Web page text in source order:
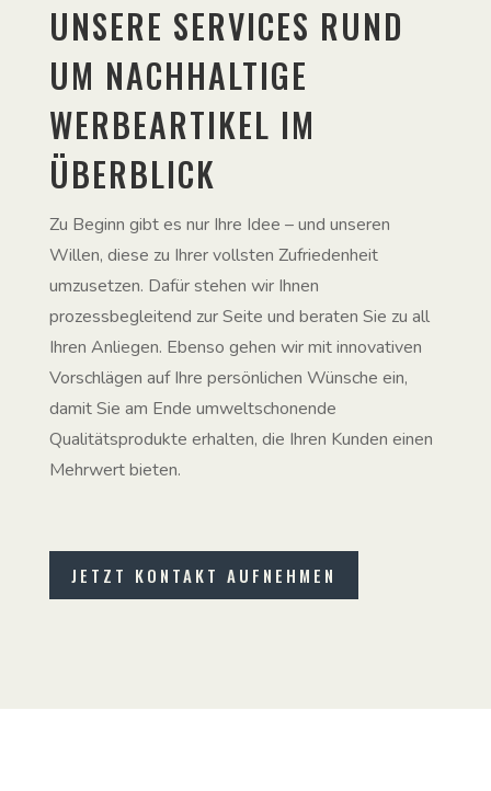
UNSERE SERVICES RUND
UM NACHHALTIGE
WERBEARTIKEL IM
ÜBERBLICK
Zu Beginn gibt es nur Ihre Idee – und unseren
Willen, diese zu Ihrer vollsten Zufriedenheit
umzusetzen. Dafür stehen wir Ihnen
prozessbegleitend zur Seite und beraten Sie zu all
Ihren Anliegen. Ebenso gehen wir mit innovativen
Vorschlägen auf Ihre persönlichen Wünsche ein,
damit Sie am Ende umweltschonende
Qualitätsprodukte erhalten, die Ihren Kunden einen
Mehrwert bieten.
JETZT KONTAKT AUFNEHMEN